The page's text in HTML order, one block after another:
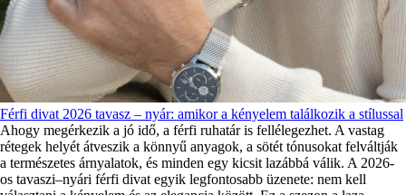
Férfi divat 2026 tavasz – nyár: amikor a kényelem találkozik a stílussal
Ahogy megérkezik a jó idő, a férfi ruhatár is fellélegezhet. A vastag
rétegek helyét átveszik a könnyű anyagok, a sötét tónusokat felváltják
a természetes árnyalatok, és minden egy kicsit lazábbá válik. A 2026-
os tavaszi–nyári férfi divat egyik legfontosabb üzenete: nem kell